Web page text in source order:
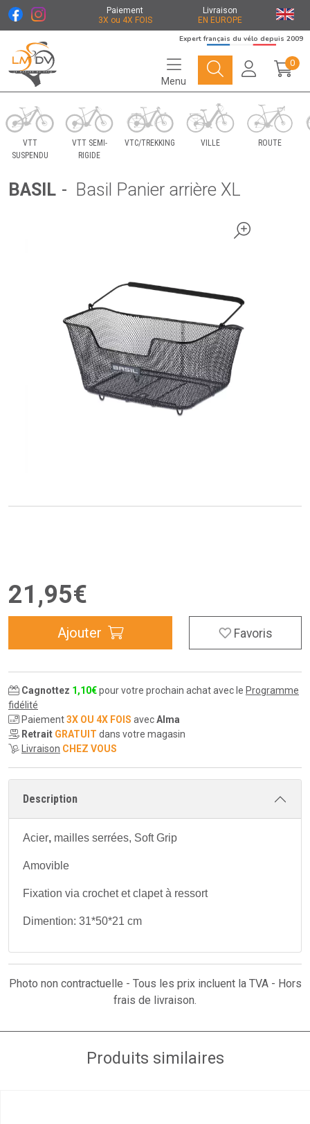
Paiement
3X ou 4X FOIS
Livraison
EN EUROPE
Le Marché du Vélo Votre distributeurs de vélo
Expert français du vélo depuis 2009
Menu
0
VTT
SUSPENDU
VTT SEMI-
RIGIDE
VTC/TREKKING VILLE ROUTE
BASIL - Basil Panier arrière XL
21 ,95€
Ajouter Favoris
Cagnottez 1,10€pour votre prochain achat avec le Programme
fidélité
Paiement3X OU 4X FOIS avecAlma
Retrait GRATUIT dans votre magasin
Livraison CHEZ VOUS
Description
Acier, mailles serrées, Soft Grip
Amovible
Fixation via crochet et clapet à ressort
Dimention: 31*50*21 cm
Photo non contractuelle - Tous les prix incluent la TVA - Hors
frais de livraison.
Produits similaires